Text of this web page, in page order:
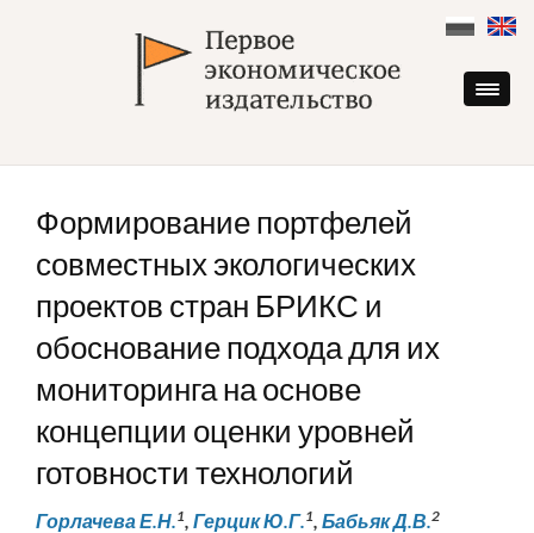
content
Формирование портфелей
совместных экологических
проектов стран БРИКС и
обоснование подхода для их
мониторинга на основе
концепции оценки уровней
готовности технологий
Горлачева Е.Н.1, Герцик Ю.Г.1, Бабьяк Д.В.2